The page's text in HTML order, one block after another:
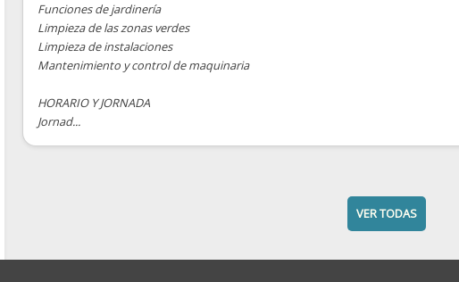
Funciones de jardinería
Limpieza de las zonas verdes
Limpieza de instalaciones
Mantenimiento y control de maquinaria
HORARIO Y JORNADA
Jornad...
VER TODAS